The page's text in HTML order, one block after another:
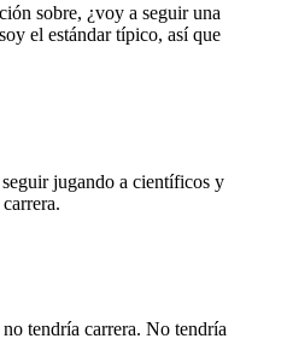
sobre, ¿voy a seguir una
el estándar típico, así que
jugando a científicos y
tendría carrera. No tendría